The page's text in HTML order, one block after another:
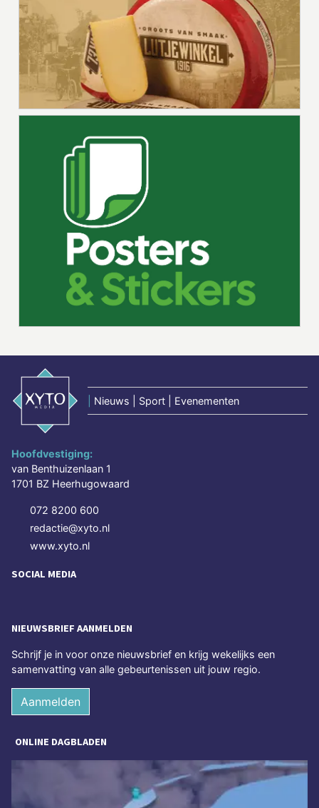
Nieuws | Sport | Evenementen
Hoofdvestiging:
van Benthuizenlaan 1
1701 BZ Heerhugowaard
072 8200 600
redactie@xyto.nl
www.xyto.nl
SOCIAL MEDIA
NIEUWSBRIEF AANMELDEN
Schrijf je in voor onze nieuwsbrief en krijg wekelijks een
samenvatting van alle gebeurtenissen uit jouw regio.
Aanmelden
ONLINE DAGBLADEN